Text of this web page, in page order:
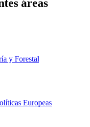
áreas
y Forestal
Europeas